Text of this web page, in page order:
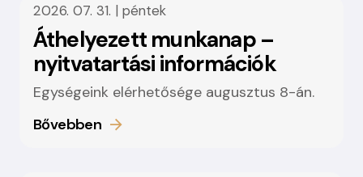
2026. 07. 31. | péntek
Áthelyezett munkanap –
nyitvatartási információk
Egységeink elérhetősége augusztus 8-án.
Bővebben